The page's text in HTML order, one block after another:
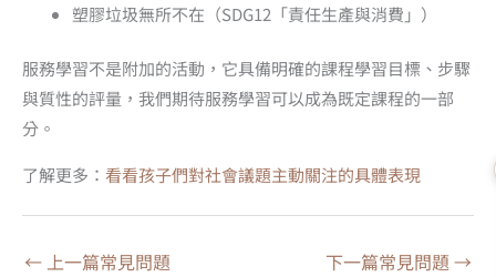
塑膠垃圾無所不在（SDG12「責任生產與消費」）
服務學習不是附加的活動，它具備明確的課程學習目標、步驟
與質性的評量，我們期待服務學習可以成為既定課程的一部
分。
了解更多： 看看孩子們對社會議題主動關注的具體表現
← 上一篇常見問題 下一篇常見問題 →